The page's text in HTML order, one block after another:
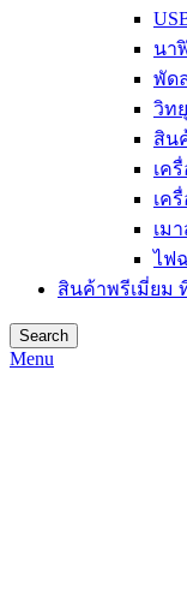
นา
พัด
วิท
สิน
เค
เค
เม
ไฟ
สินค้าพรีเมี่ยม
Search
Menu